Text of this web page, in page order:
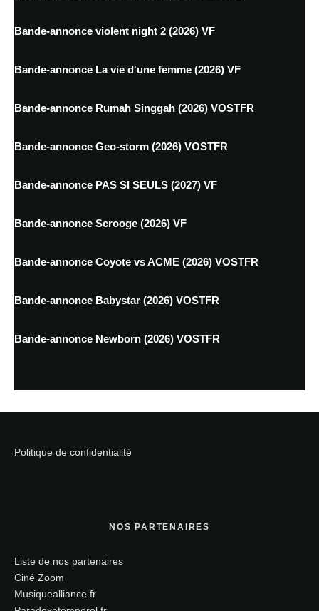
Bande-annonce violent night 2 (2026) VF
Bande-annonce La vie d'une femme (2026) VF
Bande-annonce Rumah Singgah (2026) VOSTFR
Bande-annonce Geo-storm (2026) VOSTFR
Bande-annonce PAS SI SEULS (2027) VF
Bande-annonce Scrooge (2026) VF
Bande-annonce Coyote vs ACME (2026) VOSTFR
Bande-annonce Babystar (2026) VOSTFR
Bande-annonce Newborn (2026) VOSTFR
Politique de confidentialité
NOS PARTENAIRES
Liste de nos partenaires
Ciné Zoom
Musiquealliance.fr